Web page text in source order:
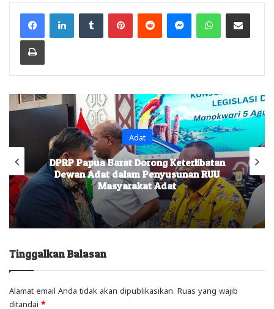
FacebookLinkedInTumblr PinterestReddit MessengerWhatsAppShare via Email
Print
Headline
Investasi Wajib Mendapat Persetujuan
Masyarakat Adat, Wagub Minta
Diakomodir Dalam RUU
Tinggalkan Balasan
Alamat email Anda tidak akan dipublikasikan. Ruas yang wajib
ditandai *